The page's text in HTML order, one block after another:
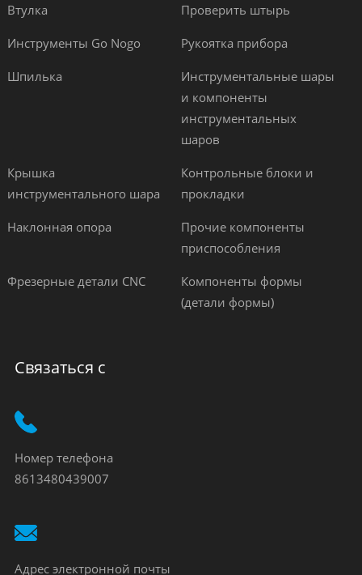
Втулка Проверить штырь
Инструменты Go Nogo Рукоятка прибора
Шпилька
Инструментальные шары
и компоненты
инструментальных
шаров
Крышка
инструментального шара
Контрольные блоки и
прокладки
Наклонная опора
Прочие компоненты
приспособления
Фрезерные детали CNC
Компоненты формы
(детали формы)
Связаться с
Номер телефона
8613480439007
Адрес электронной почты